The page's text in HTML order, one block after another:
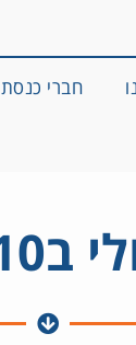
חברי כנסת
2023